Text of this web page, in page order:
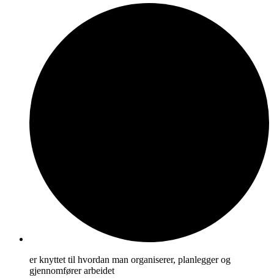
er knyttet til hvordan man organiserer, planlegger og
gjennomfører arbeidet